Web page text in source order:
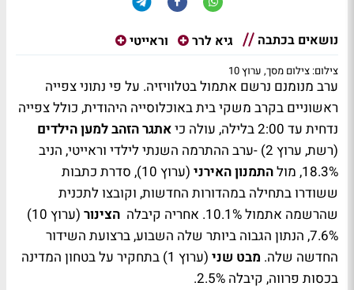
נושאים בכתבה גיא לרר וראייטי
צילום: צילום מסך, ערוץ 10
ערב מנומנם נרשם אתמול בטלוויזיה. על פי נתוני צפייה
ראשוניים בקרב משקי בית באוכלוסייה היהודית, כולל צפייה
נדחית עד 2:00 בלילה, עולה כי
אתגר הזהב למען הילדים
(רשת, ערוץ 2) -ערב ההתרמה השנתי לילדי וראייטי, הניב
18.3%, מול
התמנון האירני
(ערוץ 10), סדרת כתבות
ששודרו בתחילה במהדורות החדשות, וקובצו לתכנית
שהרשמה אתמול 10.1%. אחריה קיבלה
הצינור
(ערוץ 10)
7.6%, הנתון הגבוה ביותר שלה השבוע, ברצועת השידור
החדשה שלה. מבט שני
(ערוץ 1) בתחקיר על בטחון המדינה
בכסות פרווה, קיבלה 2.5%.